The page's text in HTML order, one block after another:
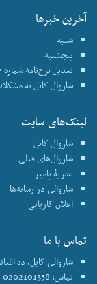
آخرین خبرها
شنبه
پنجشنبه
تعدیل نرخ‌نامه شماره ۶۰ کمیسیون جلوگیری از احتکار و کنترول قیم مواد اولیه
شاروال کابل به
لینک‌های سایت
شاروال کابل
شاروال‌های قبلی
نشریۀ پامیر
شاروالی در رسانه‌ها
اعلان کاریابی
تماس با ما
شاروالی کابل، ده
تماس: 0202101358